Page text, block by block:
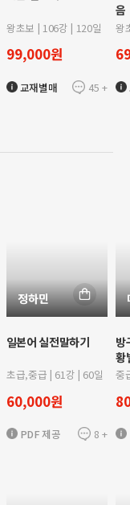
왕초보 | 106강 | 120일
99,000원
교재별매 45 +
음
왕
정하민
일본어 실전말하기
초급,중급 | 61강 | 60일
60,000원
PDF 제공 8 +
방
황
[중